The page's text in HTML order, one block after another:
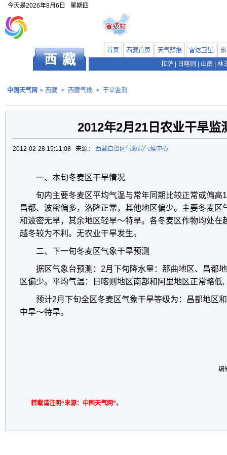
今天是2026年8月6日 星期四
首页 西藏首页 天气预报 雷达卫星
拉萨
日喀则 山南 林
中国天气网 > 西藏 > 西藏气候 > 干旱监测
2012年2月21日农业干旱监
2012-02-28 15:11:08 来源： 西藏自治区气象局气候中心
一、本旬冬麦区干旱情况
旬内主要冬麦区平均气温与常年同期比较正常或偏
昌都、波密偏多，洛隆正常，其他地区偏少。主要冬麦区
和波密无旱，其余地区轻旱～特旱。各冬麦区作物均处在
越冬较为不利。无农业干旱发生。
二、下一旬冬麦区气象干旱预测
据区气象台预测：2月下旬降水量：那曲地区、昌都
区偏少。平均气温：日喀则地区南部和阿里地区正常略
预计2月下旬全区冬麦区气象干旱等级为：昌都地区
中旱～特旱。
编
转载请注明“来源：中国天气网”。